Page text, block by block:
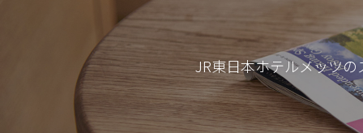
JR東日本ホテルメッツの